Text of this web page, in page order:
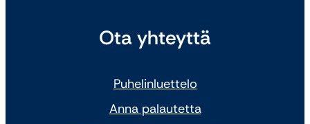
Ota yhteyttä
Puhelinluettelo
Anna palautetta